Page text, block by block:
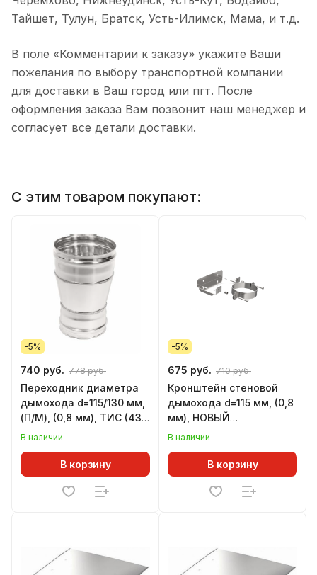
Тайшет, Тулун, Братск, Усть-Илимск, Мама, и т.д.
В поле «Комментарии к заказу» укажите Ваши
пожелания по выбору транспортной компании
для доставки в Ваш город или пгт. После
оформления заказа Вам позвонит наш менеджер и
согласует все детали доставки.
С этим товаром покупают:
-5%
740 руб. 778 руб.
Переходник диаметра
дымохода d=115/130 мм,
(П/М), (0,8 мм), ТИС (430
СТАНДАРТ)
В наличии
В корзину
-5%
675 руб. 710 руб.
Кронштейн стеновой
дымохода d=115 мм, (0,8
мм), НОВЫЙ
УНИВЕРСАЛЬНЫЙ (GS)
В наличии
В корзину